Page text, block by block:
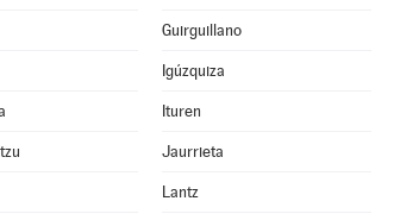
Guirguillano
Igúzquiza
Ituren
Jaurrieta
Lantz